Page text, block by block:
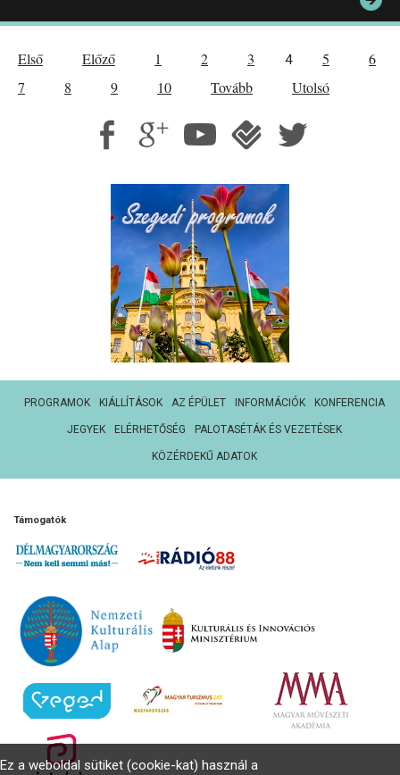
Első Előző 1 2 3 4 5
6
7
8 9 10 Tovább Utolsó
PROGRAMOK KIÁLLÍTÁSOK AZ ÉPÜLET INFORMÁCIÓK KONFERENCIA
JEGYEK ELÉRHETŐSÉG PALOTASÉTÁK ÉS VEZETÉSEK
KÖZÉRDEKŰ ADATOK
Támogatók
Ez a weboldal sütiket (cookie-kat) használ a